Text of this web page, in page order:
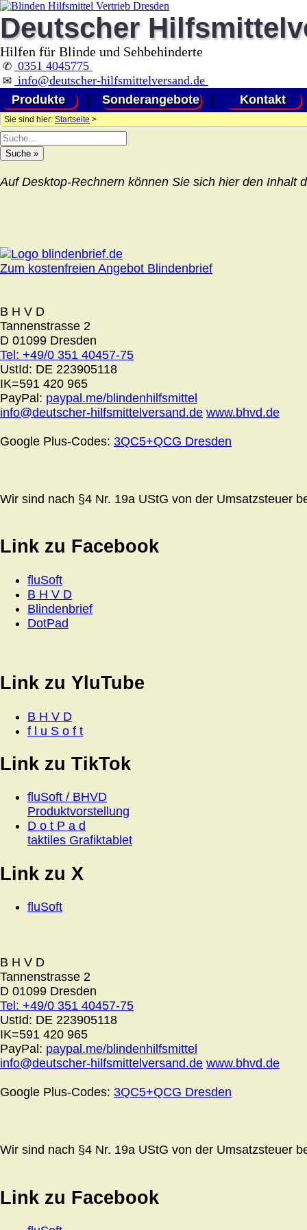
Deutscher
Hilfen für Blinde und Sehbehinderte
✆ 0351 4045775
✉ info@deutscher-hilfsmittelversand.de
Produkte
Sonderangebote Kontakt
Sie sind hier: Startseite >
Auf Desktop-Rechnern können Sie sich hier den Inhalt
Zum kostenfreien Angebot Blindenbrief
B H V D
Tannenstrasse 2
D 01099 Dresden
Tel: +49/0 351 40457-75
UstId: DE 223905118
IK=591 420 965
PayPal: paypal.me/blindenhilfsmittel
info@deutscher-hilfsmittelversand.de www.bhvd.de
Google Plus-Codes: 3QC5+QCG Dresden
Wir sind nach §4 Nr. 19a UStG von der Umsatzsteuer
Link zu Facebook
fluSoft
B H V D
Blindenbrief
DotPad
Link zu YluTube
B H V D
f l u S o f t
Link zu TikTok
fluSoft / BHVD
Produktvorstellung
D o t P a d
taktiles Grafiktablet
Link zu X
fluSoft
B H V D
Tannenstrasse 2
D 01099 Dresden
Tel: +49/0 351 40457-75
UstId: DE 223905118
IK=591 420 965
PayPal: paypal.me/blindenhilfsmittel
info@deutscher-hilfsmittelversand.de www.bhvd.de
Google Plus-Codes: 3QC5+QCG Dresden
Wir sind nach §4 Nr. 19a UStG von der Umsatzsteuer
Link zu Facebook